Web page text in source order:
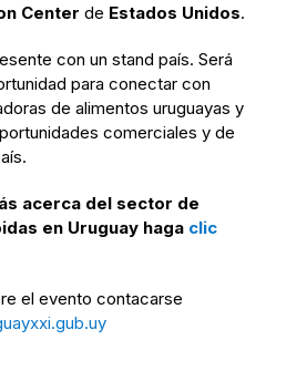
Center de Estados Unidos.
con un stand país. Será
para conectar con
de alimentos uruguayas y
comerciales y de
acerca del sector de
en Uruguay haga clic
el evento contacarse